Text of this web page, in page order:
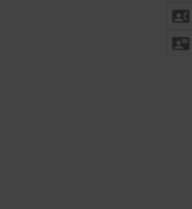
contact_phone
contact_mail